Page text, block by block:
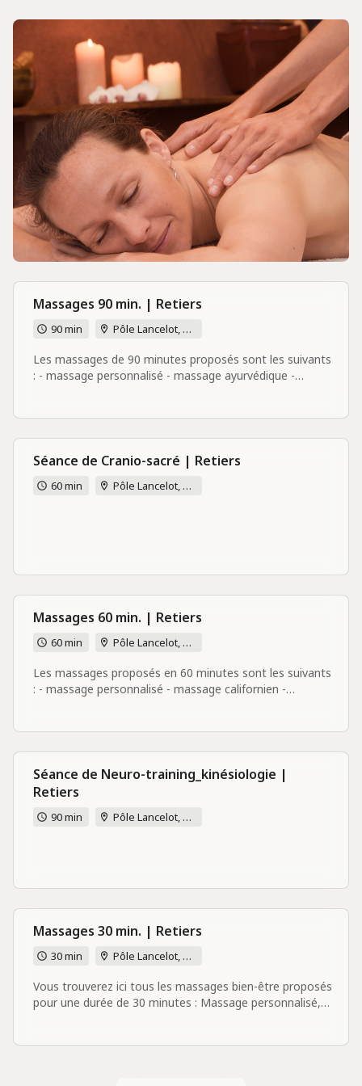
Massages 90 min. | Retiers
90 min Pôle Lancelot, 7B rue Joseph Lancelot, 35240 Retiers
Les massages de 90 minutes proposés sont les suivants
: - massage personnalisé - massage ayurvédique -
le type de massage souhaité en fin d'étape de
réservation.
Séance de Cranio-sacré | Retiers
60 min Pôle Lancelot, 7B rue Joseph Lancelot, 35240 Retiers
Massages 60 min. | Retiers
60 min Pôle Lancelot, 7B rue Joseph Lancelot, 35240 Retiers
Les massages proposés en 60 minutes sont les suivants
: - massage personnalisé - massage californien -
réservation.
Séance de Neuro-training_kinésiologie |
Retiers
90 min Pôle Lancelot, 7B rue Joseph Lancelot, 35240 Retiers
Massages 30 min. | Retiers
30 min Pôle Lancelot, 7B rue Joseph Lancelot, 35240 Retiers
Vous trouverez ici tous les massages bien-être proposés
pour une durée de 30 minutes : Massage personnalisé,
massage souhaité en fin d'étape de réservation.